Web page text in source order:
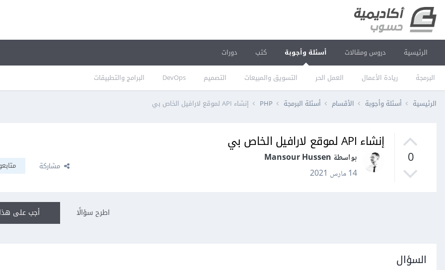
الرئيسية دروس ومقالات أسئلة وأجوبة
البرمجة ريادة الأعمال العمل الحر التسويق والمبيعات التصميم DevOps البرامج والتطبيقات
كتب دورات
الرئيسية أسئلة وأجوبة الأقسام أسئلة البرمجة PHP إنشاء API لموقع لارافيل الخاص بي
0
إنشاء API لموقع لارافيل الخاص بي
بواسطة Mansour Hussen
14 مارس 2021
مشاركة
أجب على اطرح سؤالًا
السؤال